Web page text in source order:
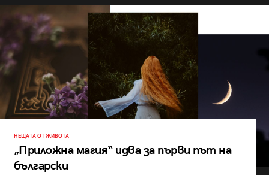
НЕЩАТА ОТ ЖИВОТА
„Приложна магия“ идва за първи път на
български